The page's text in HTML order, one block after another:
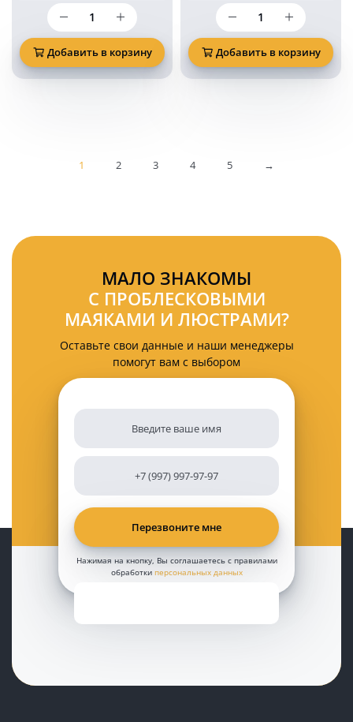
Количество
товара
Треугольник
универсальный
катафот
3RZ
Добавить в корзину
Количество
товара
Светодиодный
габаритный
огонь
KARAVAN
Вольт
Добавить в корзину
1 2 3 4 5 →
МАЛО ЗНАКОМЫ
С ПРОБЛЕСКОВЫМИ
МАЯКАМИ И ЛЮСТРАМИ?
Оставьте свои данные и наши менеджеры
помогут вам с выбором
Нажимая на кнопку, Вы соглашаетесь с правилами
обработки персональных данных